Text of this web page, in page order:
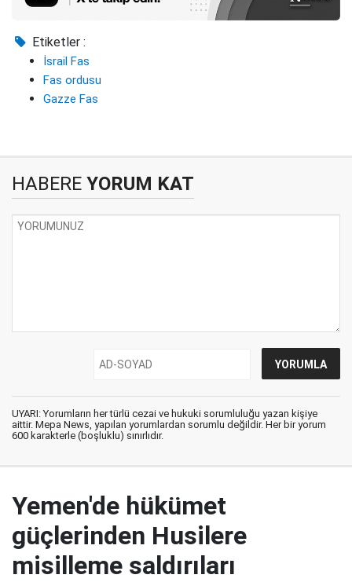
Etiketler :
İsrail Fas
Fas ordusu
Gazze Fas
HABERE YORUM KAT
UYARI: Yorumların her türlü cezai ve hukuki sorumluluğu yazan kişiye
aittir. Mepa News, yapılan yorumlardan sorumlu değildir. Her bir yorum
600 karakterle (boşluklu) sınırlıdır.
Yemen'de hükümet
güçlerinden Husilere
misilleme saldırıları